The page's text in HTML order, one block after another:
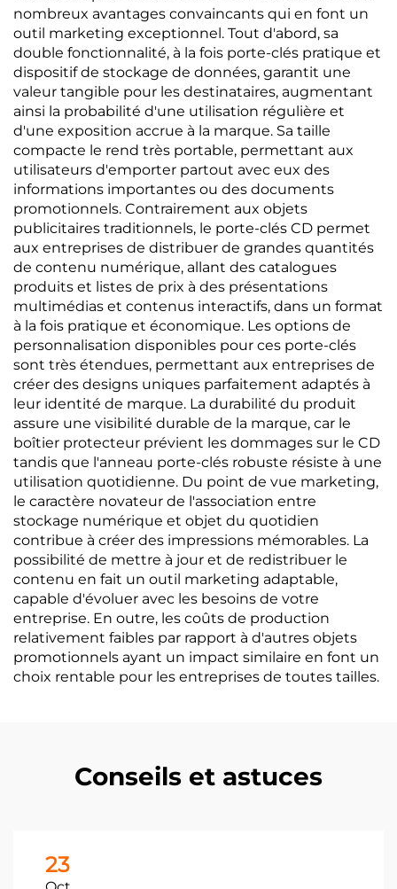
nombreux avantages convaincants qui en font un
outil marketing exceptionnel. Tout d'abord, sa
double fonctionnalité, à la fois porte-clés pratique et
dispositif de stockage de données, garantit une
valeur tangible pour les destinataires, augmentant
ainsi la probabilité d'une utilisation régulière et
d'une exposition accrue à la marque. Sa taille
compacte le rend très portable, permettant aux
utilisateurs d'emporter partout avec eux des
informations importantes ou des documents
promotionnels. Contrairement aux objets
publicitaires traditionnels, le porte-clés CD permet
aux entreprises de distribuer de grandes quantités
de contenu numérique, allant des catalogues
produits et listes de prix à des présentations
multimédias et contenus interactifs, dans un format
à la fois pratique et économique. Les options de
personnalisation disponibles pour ces porte-clés
sont très étendues, permettant aux entreprises de
créer des designs uniques parfaitement adaptés à
leur identité de marque. La durabilité du produit
assure une visibilité durable de la marque, car le
boîtier protecteur prévient les dommages sur le CD
tandis que l'anneau porte-clés robuste résiste à une
utilisation quotidienne. Du point de vue marketing,
le caractère novateur de l'association entre
stockage numérique et objet du quotidien
contribue à créer des impressions mémorables. La
possibilité de mettre à jour et de redistribuer le
contenu en fait un outil marketing adaptable,
capable d'évoluer avec les besoins de votre
entreprise. En outre, les coûts de production
relativement faibles par rapport à d'autres objets
promotionnels ayant un impact similaire en font un
choix rentable pour les entreprises de toutes tailles.
Conseils et astuces
23